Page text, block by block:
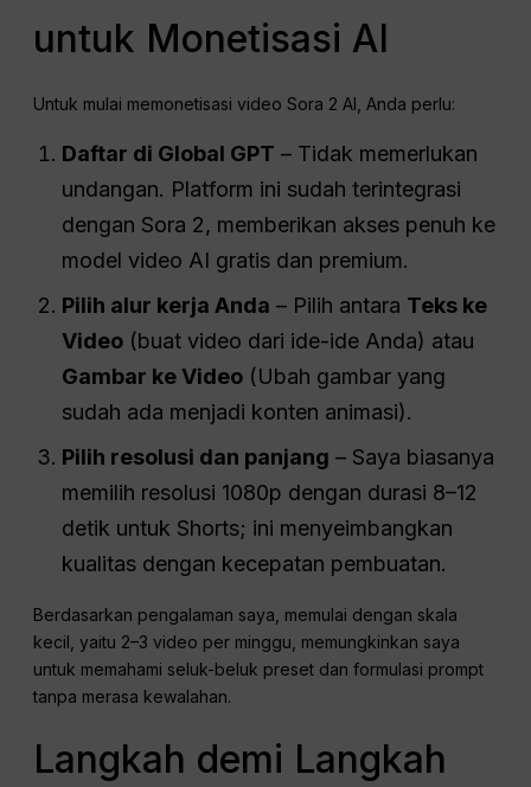
untuk Monetisasi AI
Untuk mulai memonetisasi video Sora 2 AI, Anda perlu:
Daftar di Global GPT – Tidak memerlukan
undangan. Platform ini sudah terintegrasi
dengan Sora 2, memberikan akses penuh ke
model video AI gratis dan premium.
Pilih alur kerja Anda – Pilih antara Teks ke
Video (buat video dari ide-ide Anda) atau
Gambar ke Video (Ubah gambar yang
sudah ada menjadi konten animasi).
Pilih resolusi dan panjang – Saya biasanya
memilih resolusi 1080p dengan durasi 8–12
detik untuk Shorts; ini menyeimbangkan
kualitas dengan kecepatan pembuatan.
Berdasarkan pengalaman saya, memulai dengan skala
kecil, yaitu 2–3 video per minggu, memungkinkan saya
untuk memahami seluk-beluk preset dan formulasi prompt
tanpa merasa kewalahan.
Langkah demi Langkah